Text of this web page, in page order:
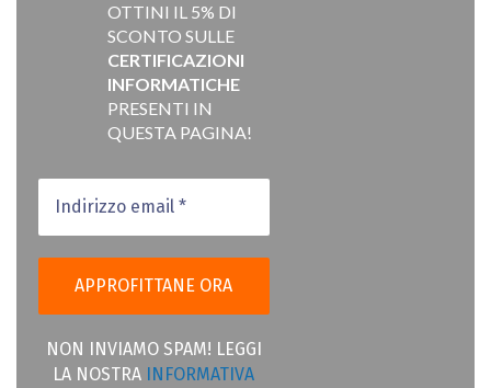
OTTINI IL 5% DI
SCONTO SULLE
CERTIFICAZIONI
INFORMATICHE
PRESENTI IN
QUESTA PAGINA!
NON INVIAMO SPAM! LEGGI
LA NOSTRA
INFORMATIVA